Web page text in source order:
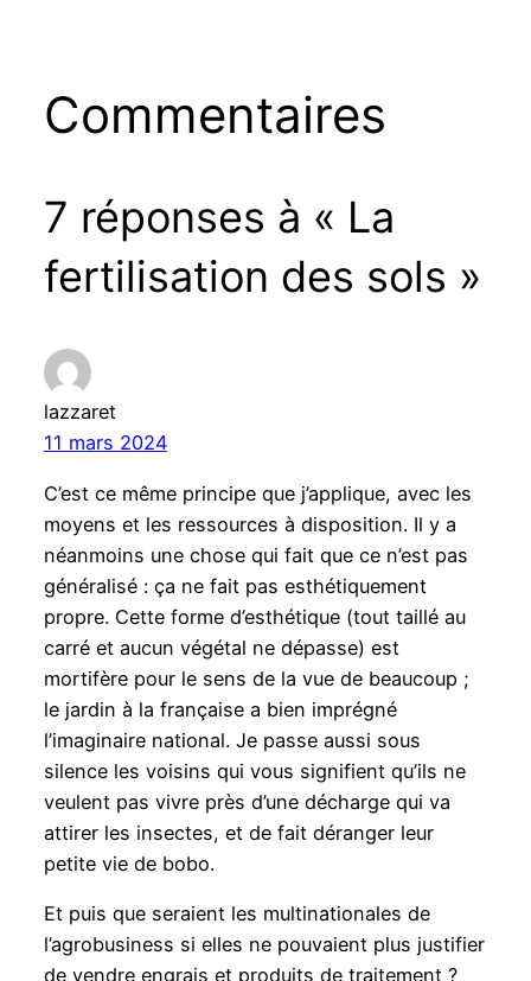
Commentaires
7 réponses à « La
fertilisation des sols »
lazzaret
11 mars 2024
C’est ce même principe que j’applique, avec les
moyens et les ressources à disposition. Il y a
néanmoins une chose qui fait que ce n’est pas
généralisé : ça ne fait pas esthétiquement
propre. Cette forme d’esthétique (tout taillé au
carré et aucun végétal ne dépasse) est
mortifère pour le sens de la vue de beaucoup ;
le jardin à la française a bien imprégné
l’imaginaire national. Je passe aussi sous
silence les voisins qui vous signifient qu’ils ne
veulent pas vivre près d’une décharge qui va
attirer les insectes, et de fait déranger leur
petite vie de bobo.
Et puis que seraient les multinationales de
l’agrobusiness si elles ne pouvaient plus justifier
de vendre engrais et produits de traitement ?